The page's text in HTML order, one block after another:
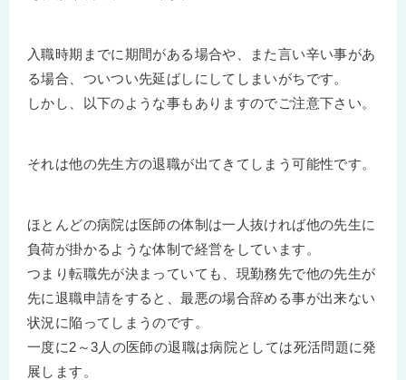
入職時期までに期間がある場合や、また言い辛い事があ
る場合、ついつい先延ばしにしてしまいがちです。
しかし、以下のような事もありますのでご注意下さい。
それは他の先生方の退職が出てきてしまう可能性です。
ほとんどの病院は医師の体制は一人抜ければ他の先生に
負荷が掛かるような体制で経営をしています。
つまり転職先が決まっていても、現勤務先で他の先生が
先に退職申請をすると、最悪の場合辞める事が出来ない
状況に陥ってしまうのです。
一度に2～3人の医師の退職は病院としては死活問題に発
展します。